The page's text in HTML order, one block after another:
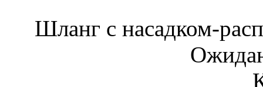
Шланг с насадком-